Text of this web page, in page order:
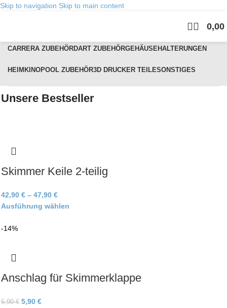
Skip to navigation Skip to main content
0,00
CARRERA ZUBEHÖRDART ZUBEHÖRGEHÄUSEHALTERUNGEN
HEIMKINOPOOL ZUBEHÖR3D DRUCKER TEILESONSTIGES
Unsere Bestseller
Skimmer Keile 2-teilig
42,90 € – 47,90 €
Ausführung wählen
-14%
Anschlag für Skimmerklappe
6,90€ 5,90 €